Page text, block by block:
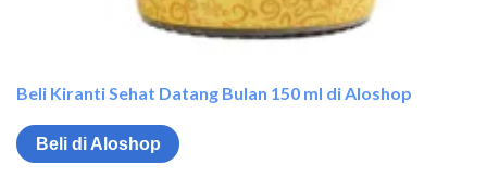
Beli Kiranti Sehat Datang Bulan 150 ml di Aloshop
Beli di Aloshop